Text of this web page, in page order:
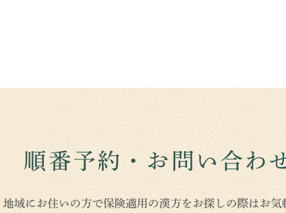
順番予約・お問い合わ
域にお住いの方で保険適用の漢方をお探しの際はお気